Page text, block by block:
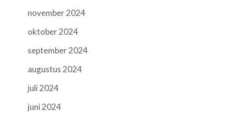
november 2024
oktober 2024
september 2024
augustus 2024
juli 2024
juni 2024